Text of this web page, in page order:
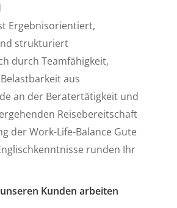
Ergebnisorientiert,
strukturiert
durch Teamfähigkeit,
aus
an der Beratertätigkeit und
Reisebereitschaft
der Work-Life-Balance Gute
runden Ihr
Kunden arbeiten